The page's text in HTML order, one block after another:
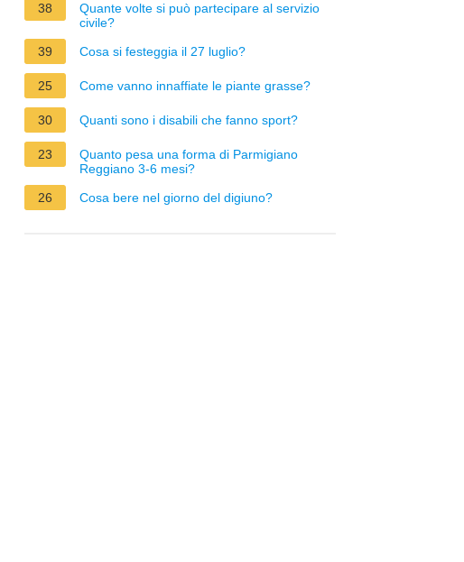
38
Quante volte si può partecipare al servizio
civile?
39
Cosa si festeggia il 27 luglio?
25 Come vanno innaffiate le piante grasse?
30 Quanti sono i disabili che fanno sport?
23
Quanto pesa una forma di Parmigiano
Reggiano 3-6 mesi?
26
Cosa bere nel giorno del digiuno?